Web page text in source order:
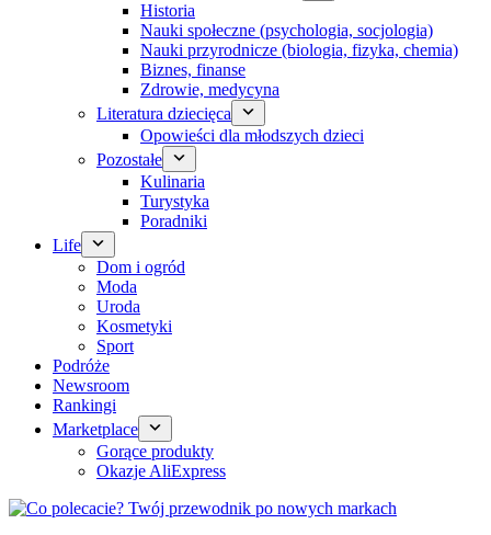
Historia
Nauki społeczne (psychologia, socjologia)
Nauki przyrodnicze (biologia, fizyka, chemia)
Biznes, finanse
Zdrowie, medycyna
Literatura dziecięca
Opowieści dla młodszych dzieci
Pozostałe
Kulinaria
Turystyka
Poradniki
Life
Dom i ogród
Moda
Uroda
Kosmetyki
Sport
Podróże
Newsroom
Rankingi
Marketplace
Gorące produkty
Okazje AliExpress